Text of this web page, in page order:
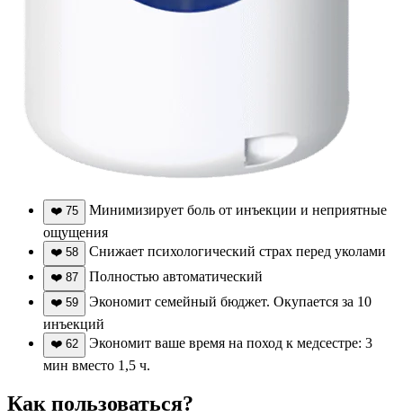
❤️ 75
Минимизирует боль от инъекции и неприятные
ощущения
❤️ 58 Снижает психологический страх перед уколами
❤️ 87 Полностью автоматический
❤️ 59
Экономит семейный бюджет. Окупается за 10
инъекций
❤️ 62
Экономит ваше время на поход к медсестре: 3
мин вместо 1,5 ч.
Как пользоваться?